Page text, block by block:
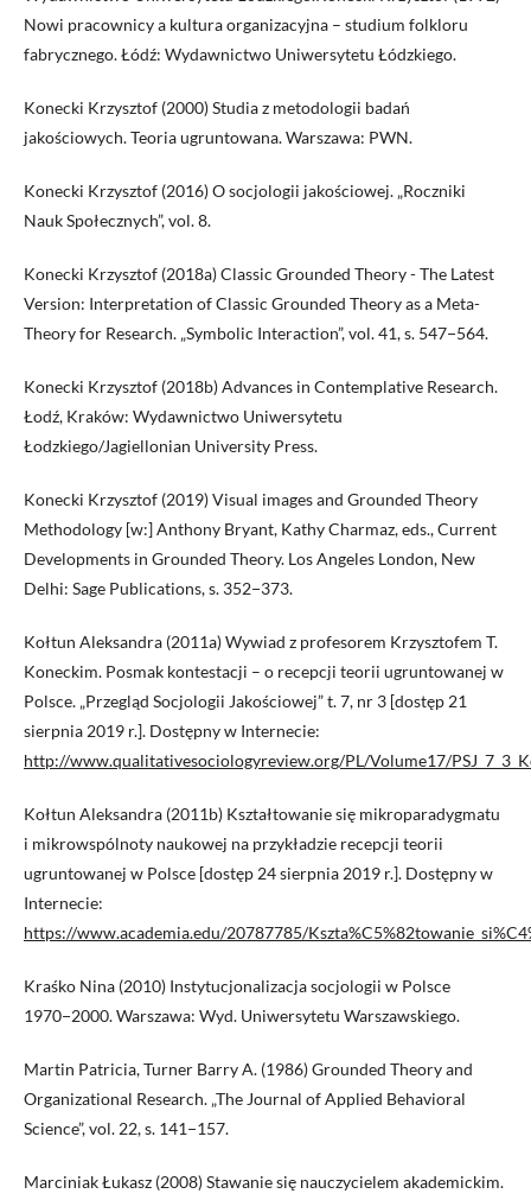
Nowi pracownicy a kultura organizacyjna – studium folkloru
fabrycznego. Łódź: Wydawnictwo Uniwersytetu Łódzkiego.
Konecki Krzysztof (2000) Studia z metodologii badań
jakościowych. Teoria ugruntowana. Warszawa: PWN.
Konecki Krzysztof (2016) O socjologii jakościowej. „Roczniki
Nauk Społecznych”, vol. 8.
Konecki Krzysztof (2018a) Classic Grounded Theory - The Latest
Version: Interpretation of Classic Grounded Theory as a Meta-
Theory for Research. „Symbolic Interaction”, vol. 41, s. 547−564.
Konecki Krzysztof (2018b) Advances in Contemplative Research.
Łodź, Kraków: Wydawnictwo Uniwersytetu
Łodzkiego/Jagiellonian University Press.
Konecki Krzysztof (2019) Visual images and Grounded Theory
Methodology [w:] Anthony Bryant, Kathy Charmaz, eds., Current
Developments in Grounded Theory. Los Angeles London, New
Delhi: Sage Publications, s. 352−373.
Kołtun Aleksandra (2011a) Wywiad z profesorem Krzysztofem T.
Koneckim. Posmak kontestacji – o recepcji teorii ugruntowanej w
Polsce. „Przegląd Socjologii Jakościowej” t. 7, nr 3 [dostęp 21
sierpnia 2019 r.]. Dostępny w Internecie:
http://www.qualitativesociologyreview.org/PL/Volume17/
Kołtun Aleksandra (2011b) Kształtowanie się mikroparadygmatu
i mikrowspólnoty naukowej na przykładzie recepcji teorii
ugruntowanej w Polsce [dostęp 24 sierpnia 2019 r.]. Dostępny w
Internecie:
https://www.academia.edu/20787785/
Kraśko Nina (2010) Instytucjonalizacja socjologii w Polsce
1970−2000. Warszawa: Wyd. Uniwersytetu Warszawskiego.
Martin Patricia, Turner Barry A. (1986) Grounded Theory and
Organizational Research. „The Journal of Applied Behavioral
Science”, vol. 22, s. 141−157.
Marciniak Łukasz (2008) Stawanie się nauczycielem akademickim.